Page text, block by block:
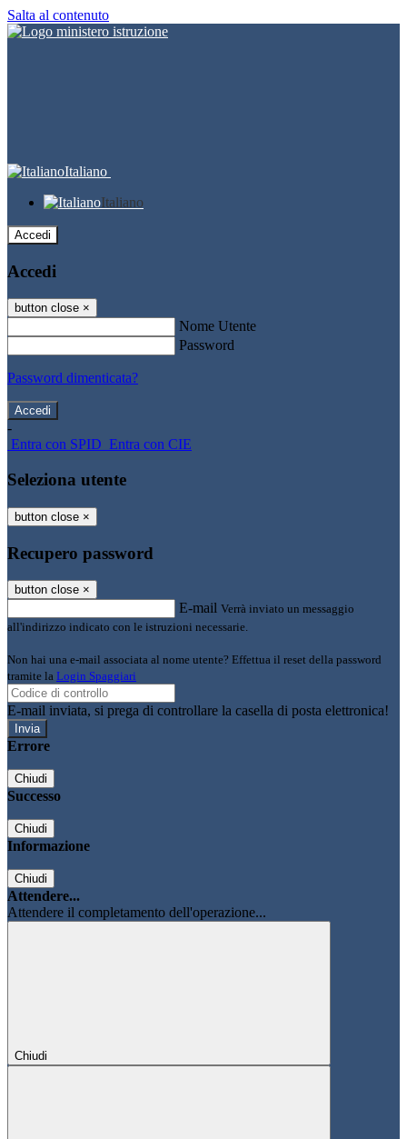
Salta al contenuto
Italiano
Italiano
Accedi
Accedi
button close ×
Nome Utente
Password
Password dimenticata?
-
Entra con SPID Entra con CIE
Seleziona utente
button close ×
Recupero password
button close ×
E-mail Verrà inviato un messaggio
all'indirizzo indicato con le istruzioni necessarie.
Non hai una e-mail associata al nome utente? Effettua il reset della password
tramite la Login Spaggiari
E-mail inviata, si prega di controllare la casella di posta elettronica!
Errore
Chiudi
Successo
Chiudi
Informazione
Chiudi
Attendere...
Attendere il completamento dell'operazione...
Chiudi